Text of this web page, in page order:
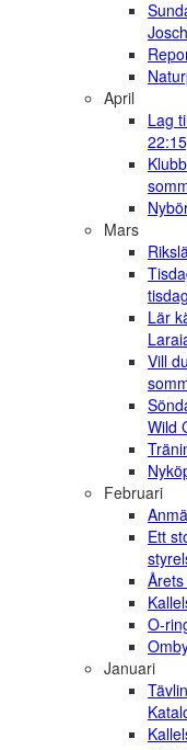
April
Lag
Mars
Lär
Vill
Wild
Februari
Ett
O-
Januari